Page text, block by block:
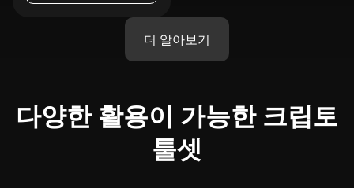
더 알아보기
다양한 활용이 가능한 크립토
툴셋